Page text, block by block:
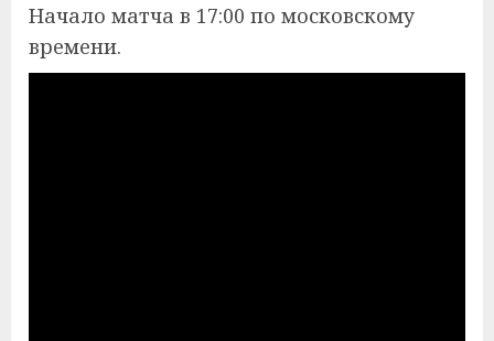
Начало матча в 17:00 по московскому
времени.